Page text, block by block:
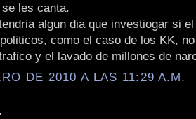
les canta.
algun dia que investiogar si
como el caso de los KK,
y el lavado de millones de
DE 2010 A LAS 11:29 A.M.